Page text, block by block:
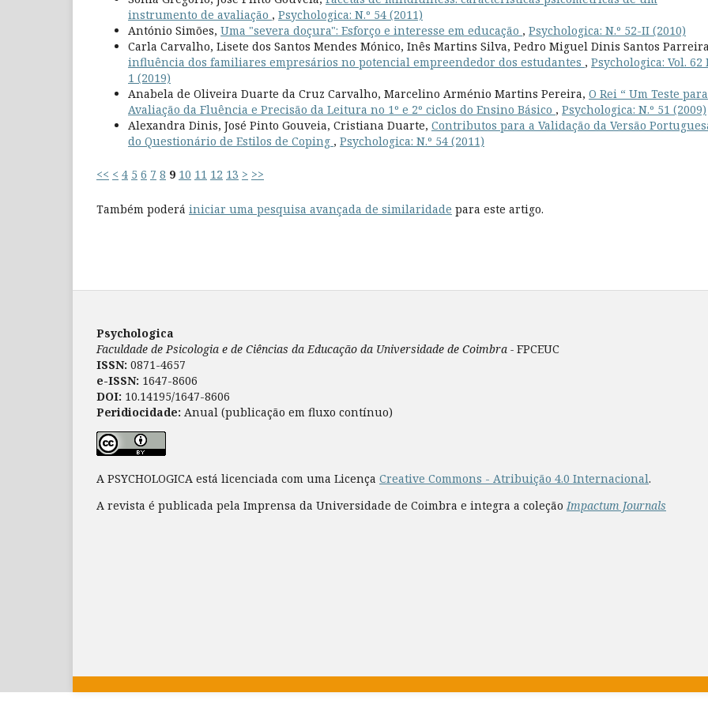
instrumento de avaliação , Psychologica: N.º 54 (2011)
António Simões, Uma "severa doçura": Esforço e interesse em educação , Psychologica: N.º 52-II (2010)
Carla Carvalho, Lisete dos Santos Mendes Mónico, Inês Martins Silva, Pedro Miguel Dinis Santos
influência dos familiares empresários no potencial empreendedor dos estudantes , Psychologica: Vol. 62
1 (2019)
Anabela de Oliveira Duarte da Cruz Carvalho, Marcelino Arménio Martins Pereira, O Rei “ Um Teste para
Avaliação da Fluência e Precisão da Leitura no 1º e 2º ciclos do Ensino Básico , Psychologica: N.º 51 (2009)
Alexandra Dinis, José Pinto Gouveia, Cristiana Duarte, Contributos para a Validação da Versão
do Questionário de Estilos de Coping , Psychologica: N.º 54 (2011)
<< < 4 5 6 7 8 9 10 11 12 13 > >>
Também poderá iniciar uma pesquisa avançada de similaridade para este artigo.
Psychologica
Faculdade de Psicologia e de Ciências da Educação da Universidade de Coimbra - FPCEUC
ISSN: 0871-4657
e-ISSN: 1647-8606
DOI: 10.14195/1647-8606
Peridiocidade: Anual (publicação em fluxo contínuo)
A PSYCHOLOGICA está licenciada com uma Licença Creative Commons - Atribuição 4.0 Internacional.
A revista é publicada pela Imprensa da Universidade de Coimbra e integra a coleção Impactum Journals